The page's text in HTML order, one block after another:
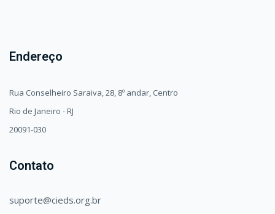
Endereço
Rua Conselheiro Saraiva, 28, 8º andar, Centro
Rio de Janeiro - RJ
20091-030
Contato
suporte@cieds.org.br